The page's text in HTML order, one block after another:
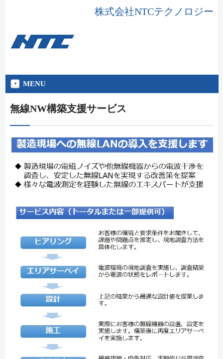
株式会社NTCテクノロジー
MENU
無線NW構築支援サービス